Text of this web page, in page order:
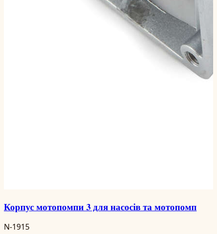
Корпус мотопомпи 3 для насосів та мотопомп
N-1915